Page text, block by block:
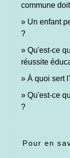
commune
Un enfant
?
Qu'est-ce
réussite
À quoi sert
Qu'est-ce
?
Pour en